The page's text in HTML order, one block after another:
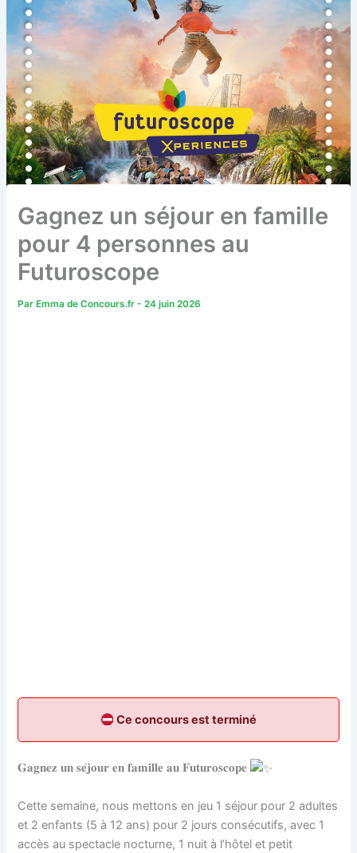
Gagnez un séjour en famille
pour 4 personnes au
Futuroscope
ParEmma de Concours.fr-24 juin 2026
Ce concours est terminé
𝐆𝐚𝐠𝐧𝐞𝐳 𝐮𝐧 𝐬𝐞́𝐣𝐨𝐮𝐫 𝐞𝐧 𝐟𝐚𝐦𝐢𝐥𝐥𝐞 𝐚𝐮 𝐅𝐮𝐭𝐮𝐫𝐨𝐬𝐜𝐨𝐩𝐞
Cette semaine, nous mettons en jeu 1 séjour pour 2 adultes
et 2 enfants (5 à 12 ans) pour 2 jours consécutifs, avec 1
accès au spectacle nocturne, 1 nuit à l’hôtel et petit